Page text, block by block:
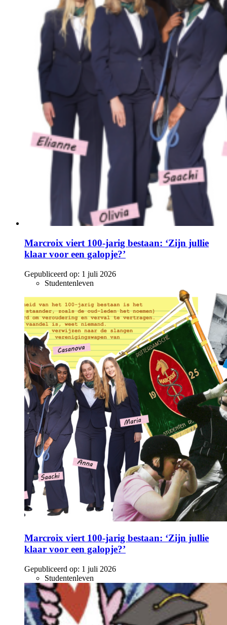
Marcroix viert 100-jarig bestaan: ‘Zijn jullie
klaar voor een galopje?’
Gepubliceerd op: 1 juli 2026
Studentenleven
Marcroix viert 100-jarig bestaan: ‘Zijn jullie
klaar voor een galopje?’
Gepubliceerd op: 1 juli 2026
Studentenleven